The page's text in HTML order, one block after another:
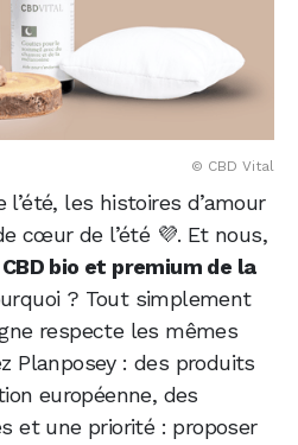
© CBD Vital
les histoires d’amour
cœur de l’été 💜. Et nous,
CBD bio et premium de la
? Tout simplement
respecte les mêmes
Planposey : des produits
européenne, des
et une priorité : proposer